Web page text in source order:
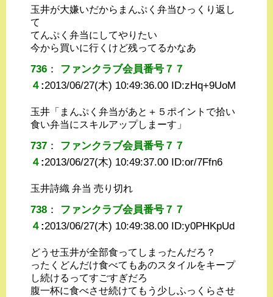
玉井が大嫌いだからまんぷく弁当ひっくり返し
て
てんぷく弁当にしてやりたい
今から買いに行くけど残ってるかなあ
736 ： ファンクラブ会員番号７７
４ :2013/06/27(木) 10:49:36.00 ID:zHq+9UoM
玉井「まんぷく弁当があと＋５ポイントで拾い
食い弁当にスキルアップしまーす」
737 ： ファンクラブ会員番号７７
４ :2013/06/27(木) 10:49:37.00 ID:or/7Ffn6
玉井詩織 弁当 売り切れ
738 ： ファンクラブ会員番号７７
４ :2013/06/27(木) 10:49:38.00 ID:y0PHKpUd
どうせ玉井が全部食ってしまったんだろ？
ったくどんだけ食べてもあのスタイルをキープ
し続けるってすごすぎだろ
腹一杯に食べさせ続けてもう少しふっくらさせ